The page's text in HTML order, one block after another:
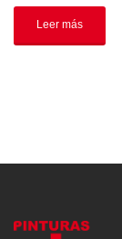
Leer más